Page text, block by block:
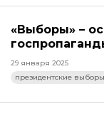
«Выборы» –
29 января 2025
президентские